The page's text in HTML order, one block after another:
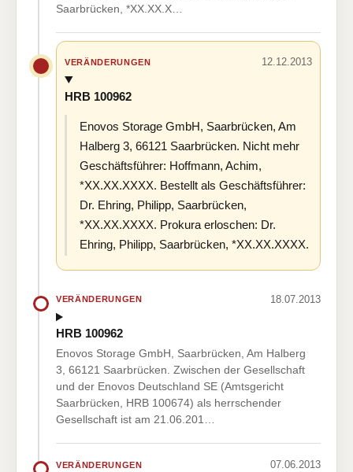
Saarbrücken, *XX.XX.X…
VERÄNDERUNGEN 12.12.2013
HRB 100962
Enovos Storage GmbH, Saarbrücken, Am
Halberg 3, 66121 Saarbrücken. Nicht mehr
Geschäftsführer: Hoffmann, Achim,
*XX.XX.XXXX. Bestellt als Geschäftsführer:
Dr. Ehring, Philipp, Saarbrücken,
*XX.XX.XXXX. Prokura erloschen: Dr.
Ehring, Philipp, Saarbrücken, *XX.XX.XXXX.
VERÄNDERUNGEN 18.07.2013
HRB 100962
Enovos Storage GmbH, Saarbrücken, Am Halberg
3, 66121 Saarbrücken. Zwischen der Gesellschaft
und der Enovos Deutschland SE (Amtsgericht
Saarbrücken, HRB 100674) als herrschender
Gesellschaft ist am 21.06.201…
VERÄNDERUNGEN 07.06.2013